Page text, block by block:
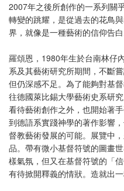
2007年之後所創作的一系列關
轉變的跳耀，是從過去的花鳥
界，就像是一種藝術的信仰告白
羅頌恩，1980年生於台南林仔
系及其藝術研究所期間，不斷
但仍深感不足。為了能夠對基
往德國萊比錫大學藝術史系研
看待藝術創作之外，也開始著
到德語系實踐神學的著作影響
督教藝術發展的可能。展覽中
品。帶有微小基督符號的圖畫
樣氣氛，但又在基督符號的「
有待掀開釋義的情狀。造就出